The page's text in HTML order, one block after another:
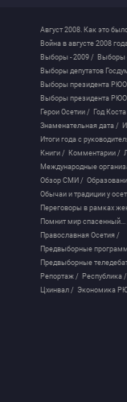
Август 2008. Как это
Война в августе 2008
Выборы - 2009 / Выборы
Выборы депутатов
Выборы президента РЮО
Выборы президента РЮО
Герои Осетии / Год
Знаменательная дата /
Итоги года с
Книги / Комментарии /
Международные
Обзор СМИ /
Обычаи и традиции у
Переговоры в рамках
Помнит мир спасенный...
Православная Осетия /
Предвыборные
Предвыборные
Репортаж / Республика /
Цхинвал / Экономика